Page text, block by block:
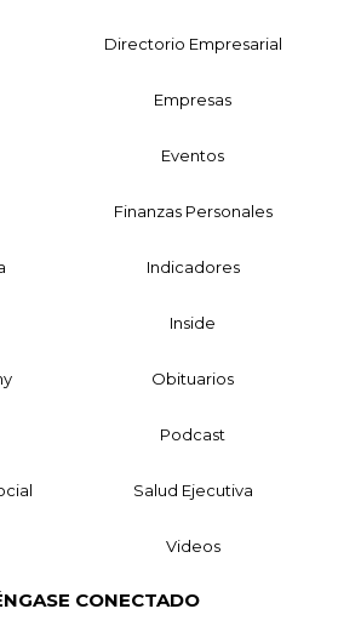
Directorio Empresarial
Empresas
Eventos
Finanzas Personales
Indicadores
Inside
Obituarios
Podcast
Salud Ejecutiva
Videos
CONECTADO